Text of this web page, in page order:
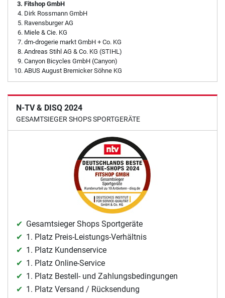
Fitshop GmbH
Dirk Rossmann GmbH
Ravensburger AG
Miele & Cie. KG
dm-drogerie markt GmbH + Co. KG
Andreas Stihl AG & Co. KG (STIHL)
Canyon Bicycles GmbH (Canyon)
ABUS August Bremicker Söhne KG
N-TV & DISQ 2024
GESAMTSIEGER SHOPS SPORTGERÄTE
Gesamtsieger Shops Sportgeräte
1. Platz Preis-Leistungs-Verhältnis
1. Platz Kundenservice
1. Platz Online-Service
1. Platz Bestell- und Zahlungsbedingungen
1. Platz Versand / Rücksendung